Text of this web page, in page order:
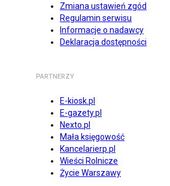
Zmiana ustawień zgód
Regulamin serwisu
Informacje o nadawcy
Deklaracja dostępności
PARTNERZY
E-kiosk.pl
E-gazety.pl
Nexto.pl
Mała księgowość
Kancelarierp.pl
Wieści Rolnicze
Życie Warszawy